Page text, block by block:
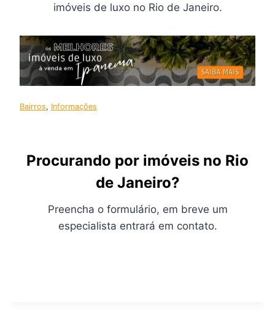
imóveis de luxo no Rio de Janeiro.
Bairros, Informações
Procurando por imóveis no Rio
de Janeiro?
Preencha o formulário, em breve um
especialista entrará em contato.